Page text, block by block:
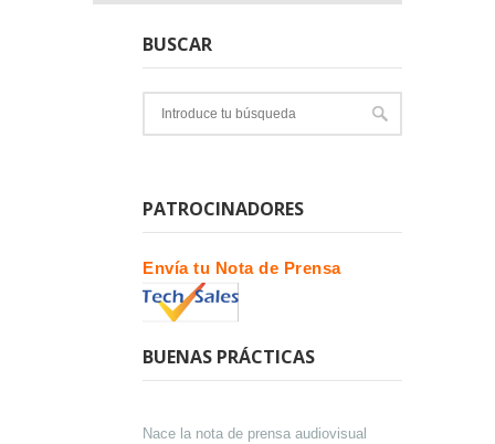
BUSCAR
PATROCINADORES
Envía tu Nota de Prensa
BUENAS PRÁCTICAS
Nace la nota de prensa audiovisual